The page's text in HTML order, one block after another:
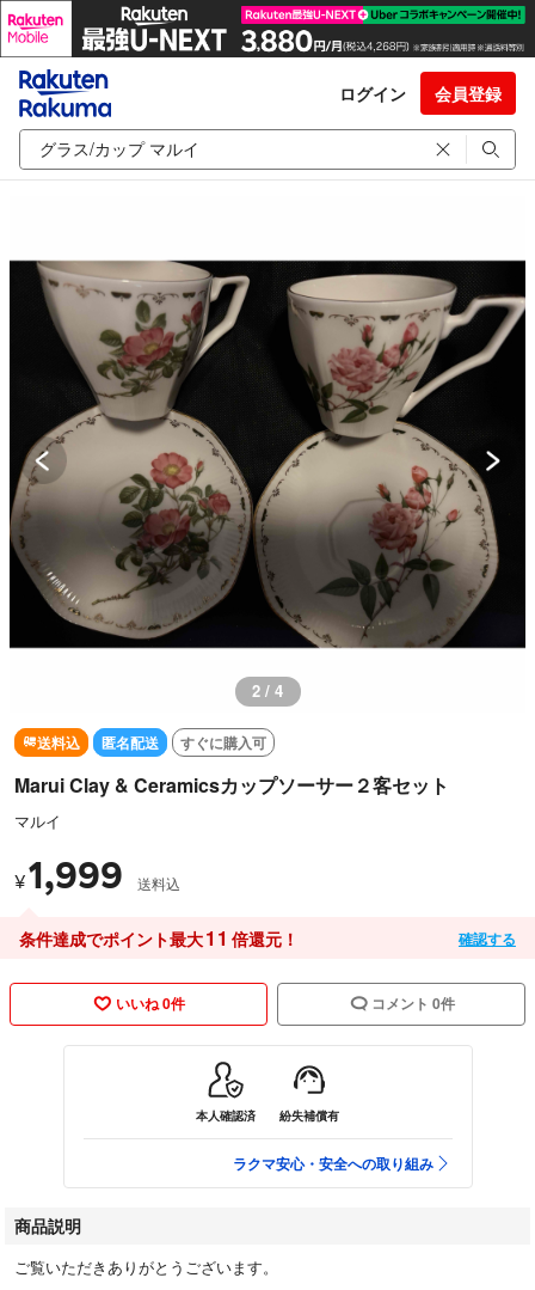
ログイン 会員登録
2 / 4
送料込 匿名配送 すぐに購入可
Marui Clay & Ceramicsカップソーサー２客セット
マルイ
¥1,999 送料込
条件達成でポイント最大11 倍還元！ 確認する
いいね 0件 コメント 0件
本人確認済 紛失補償有
ラクマ安心・安全への取り組み
商品説明
ご覧いただきありがとうございます。